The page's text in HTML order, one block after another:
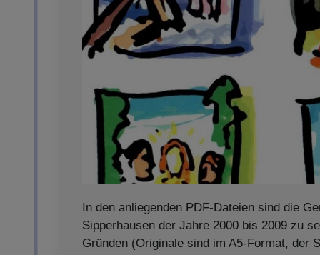
In den anliegenden PDF-Dateien sind die
Sipperhausen der Jahre 2000 bis 2009 zu
Gründen (Originale sind im A5-Format, der